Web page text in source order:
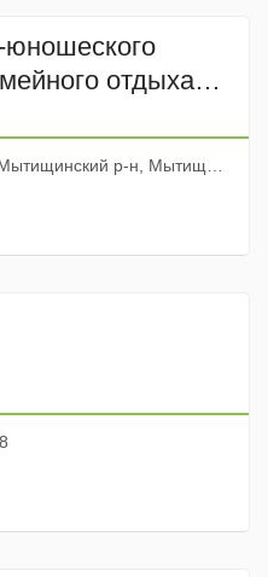
отдыха
н, Мытищи г., ул. Институтская 2-я, 2